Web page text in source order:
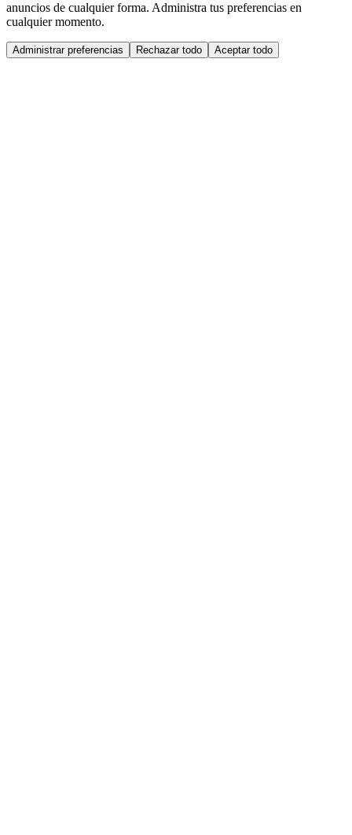
anuncios de cualquier forma. Administra tus preferencias en
cualquier momento.
Administrar preferencias Rechazar todo Aceptar todo